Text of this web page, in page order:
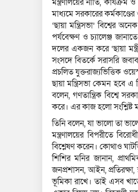
মন্ত্রণালয়ের নীতি,
মাধ্যমে সরকারের
‘ছায়া মন্ত্রিসভা’ বিশ্বের
পর্যবেক্ষণ ও চ্যালেঞ্জ
দলের একজন করে ‘ছায়া
সংসদে বিতর্কে সরাসরি
প্রচলিত যুক্তরাজ্যভিত্তিক
ছায়া মন্ত্রিসভা কেমন হবে
বলেন, গণতান্ত্রিক বিশ্বে
করে। এর কাজ হলো সংশ্লিষ্ট
তিনি বলেন, যা ভালো তা
মন্ত্রণালয়ের বিপরীতে
বিশ্লেষণ করেন। কোথাও
শিশির মনির জানান,
জনপ্রশাসন, আইন, প্রতিরক্ষা,
ভূমিকা রাখে। তাই এসব